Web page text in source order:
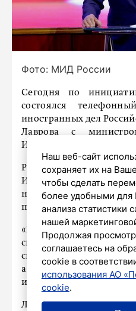
Фото: МИД России
Сегодня по
состоялся
иностранных дел
Лаврова с
Исламской Республики
Российская сторона
Израиля против
нарушение устава ООН
права.
«Подтверждена
способствовать
ситуации вокруг
а также деэскалации
и Израилем», –
Лавров выразил
Наш веб-сайт
сохраняет их на
чтобы сделать
более удобными для
анализа статистики
нашей
Продолжая
соглашаетесь на
cookie в
использования АО
cookie.